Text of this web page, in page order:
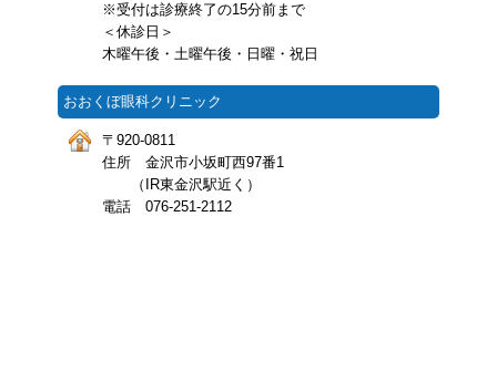
※受付は診療終了の15分前まで
＜休診日＞
木曜午後・土曜午後・日曜・祝日
おおくぼ眼科クリニック
〒920-0811
住所 金沢市小坂町西97番1
（IR東金沢駅近く）
電話 076-251-2112